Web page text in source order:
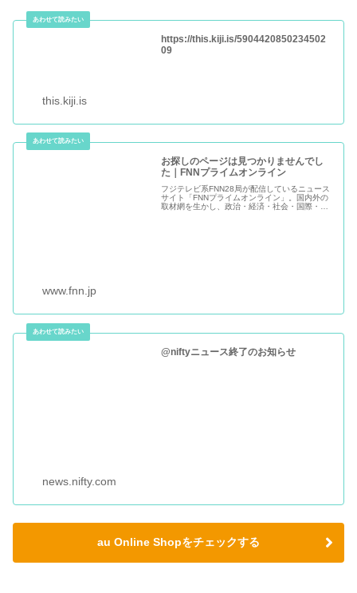
https://this.kiji.is/5904420850234502
09
this.kiji.is
お探しのページは見つかりませんでし
た｜FNNプライムオンライン
フジテレビ系FNN28局が配信しているニュース
サイト「FNNプライムオンライン」。国内外の
取材網を生かし、政治・経済・社会・国際・ス
www.fnn.jp
@niftyニュース終了のお知らせ
news.nifty.com
au Online Shopをチェックする